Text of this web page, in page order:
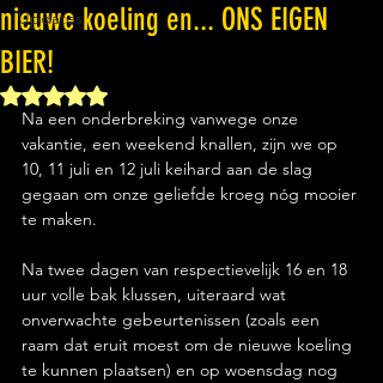
Updates
nieuwe koeling en... ONS EIGEN
BIER!
Beoordeeld met NaN uit 5 sterren.
Na een onderbreking vanwege onze
vakantie, een weekend knallen, zijn we op
10, 11 juli en 12 juli keihard aan de slag
gegaan om onze geliefde kroeg nóg mooier
te maken.
Na twee dagen van respectievelijk 16 en 18
uur volle bak klussen, uiteraard wat
onverwachte gebeurtenissen (zoals een
raam dat eruit moest om de nieuwe koeling
te kunnen plaatsen) en op woensdag nog